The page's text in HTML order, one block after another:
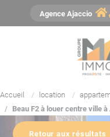
Agence Ajaccio
Accueil location
Beau F2 à louer centre ville
Retour aux résultats
Panneau de gestion des